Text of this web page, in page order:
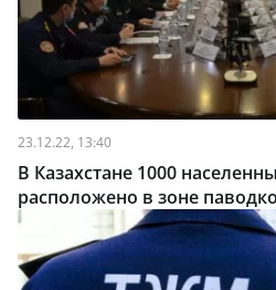
23.12.22, 13:40
В Казахстане 1000
расположено в зоне